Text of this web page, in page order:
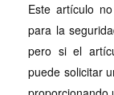
Este artículo
para la
pero si el
puede solicitar